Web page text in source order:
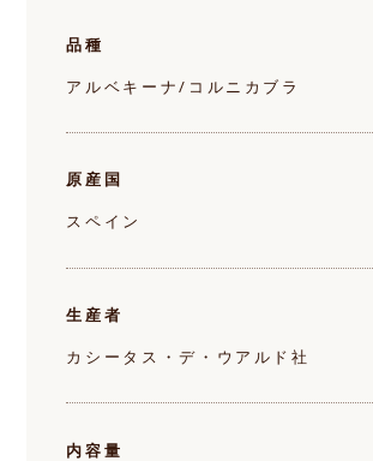
品種
アルベキーナ/コルニカブラ
原産国
スペイン
生産者
カシータス・デ・ウアルド社
内容量